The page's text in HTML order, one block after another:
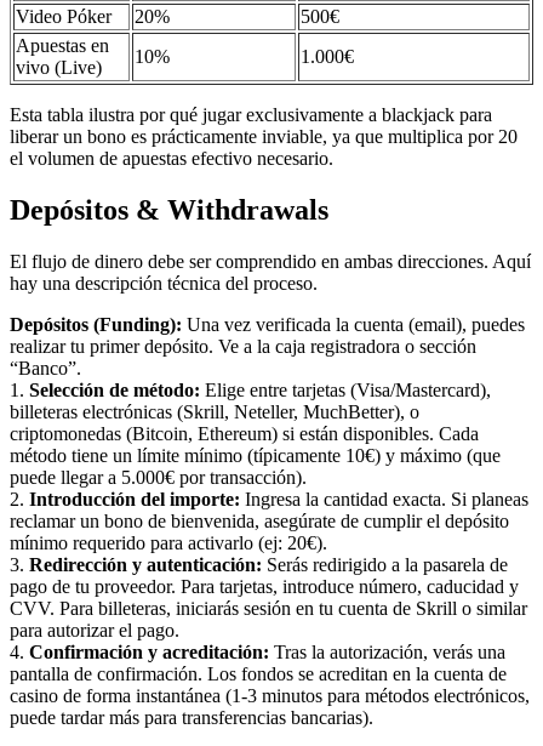
Video Póker 20%
500€
Apuestas en
vivo (Live)
10% 1.000€
Esta tabla ilustra por qué jugar exclusivamente a blackjack para
liberar un bono es prácticamente inviable, ya que multiplica por 20
el volumen de apuestas efectivo necesario.
Depósitos & Withdrawals
El flujo de dinero debe ser comprendido en ambas direcciones. Aquí
hay una descripción técnica del proceso.
Depósitos (Funding): Una vez verificada la cuenta (email), puedes
realizar tu primer depósito. Ve a la caja registradora o sección
“Banco”.
1. Selección de método: Elige entre tarjetas (Visa/Mastercard),
billeteras electrónicas (Skrill, Neteller, MuchBetter), o
criptomonedas (Bitcoin, Ethereum) si están disponibles. Cada
método tiene un límite mínimo (típicamente 10€) y máximo (que
puede llegar a 5.000€ por transacción).
2. Introducción del importe: Ingresa la cantidad exacta. Si planeas
reclamar un bono de bienvenida, asegúrate de cumplir el depósito
mínimo requerido para activarlo (ej: 20€).
3. Redirección y autenticación: Serás redirigido a la pasarela de
pago de tu proveedor. Para tarjetas, introduce número, caducidad y
CVV. Para billeteras, iniciarás sesión en tu cuenta de Skrill o similar
para autorizar el pago.
4. Confirmación y acreditación: Tras la autorización, verás una
pantalla de confirmación. Los fondos se acreditan en la cuenta de
casino de forma instantánea (1-3 minutos para métodos electrónicos,
puede tardar más para transferencias bancarias).